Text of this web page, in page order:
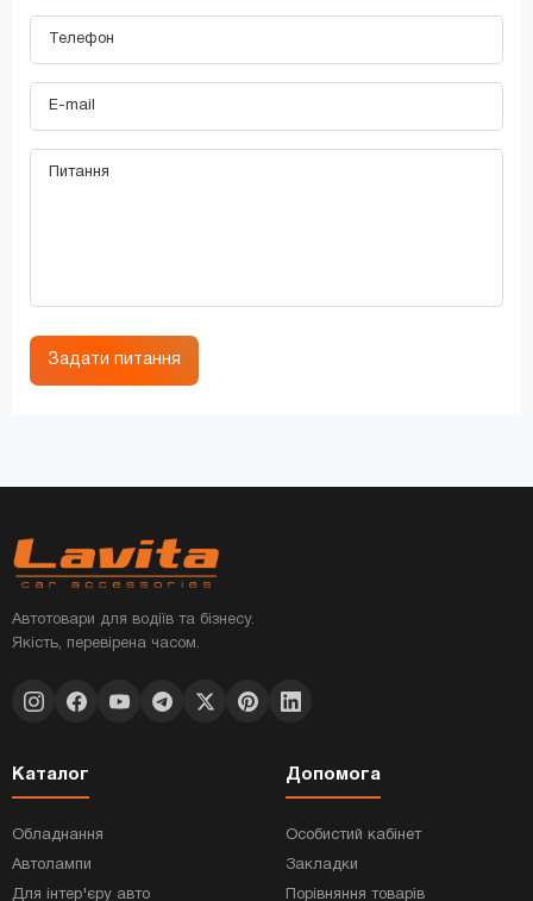
Задати питання
Автотовари для водіїв та бізнесу.
Якість, перевірена часом.
Каталог
Обладнання
Автолампи
Для інтер'єру авто
Допомога
Особистий кабінет
Закладки
Порівняння товарів